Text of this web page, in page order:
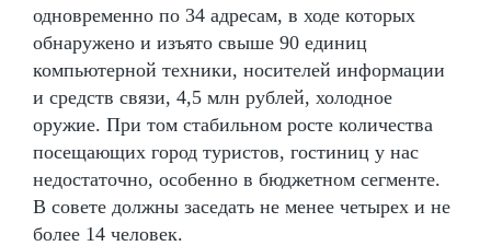
одновременно по 34 адресам, в ходе которых
обнаружено и изъято свыше 90 единиц
компьютерной техники, носителей информации
и средств связи, 4,5 млн рублей, холодное
оружие. При том стабильном росте количества
посещающих город туристов, гостиниц у нас
недостаточно, особенно в бюджетном сегменте.
В совете должны заседать не менее четырех и не
более 14 человек.